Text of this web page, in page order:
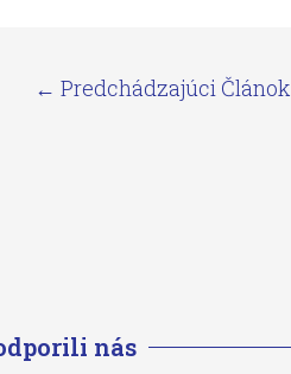
← Predchádzajúci Článok
nás